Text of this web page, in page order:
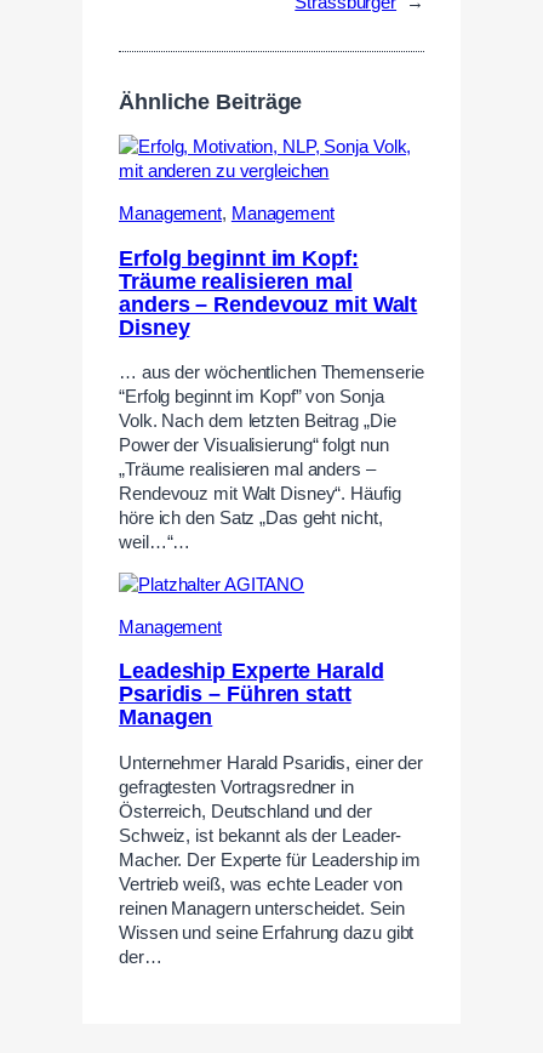
Ähnliche Beiträge
Management, Management
Erfolg beginnt im Kopf:
Träume realisieren mal
anders – Rendevouz mit Walt
Disney
… aus der wöchentlichen Themenserie
“Erfolg beginnt im Kopf” von Sonja
Volk. Nach dem letzten Beitrag „Die
Power der Visualisierung“ folgt nun
„Träume realisieren mal anders –
Rendevouz mit Walt Disney“. Häufig
höre ich den Satz „Das geht nicht,
weil…“…
Management
Leadeship Experte Harald
Psaridis – Führen statt
Managen
Unternehmer Harald Psaridis, einer der
gefragtesten Vortragsredner in
Österreich, Deutschland und der
Schweiz, ist bekannt als der Leader-
Macher. Der Experte für Leadership im
Vertrieb weiß, was echte Leader von
reinen Managern unterscheidet. Sein
Wissen und seine Erfahrung dazu gibt
der…